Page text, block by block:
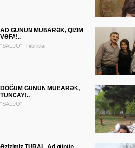
AD GÜNÜN MÜBARƏK, QIZIM
VƏFA!..
"SALDO", Təbriklər
DOĞUM GÜNÜN MÜBARƏK,
TUNCAY!..
"SALDO"
Əzizimiz TURAL, Ad günün